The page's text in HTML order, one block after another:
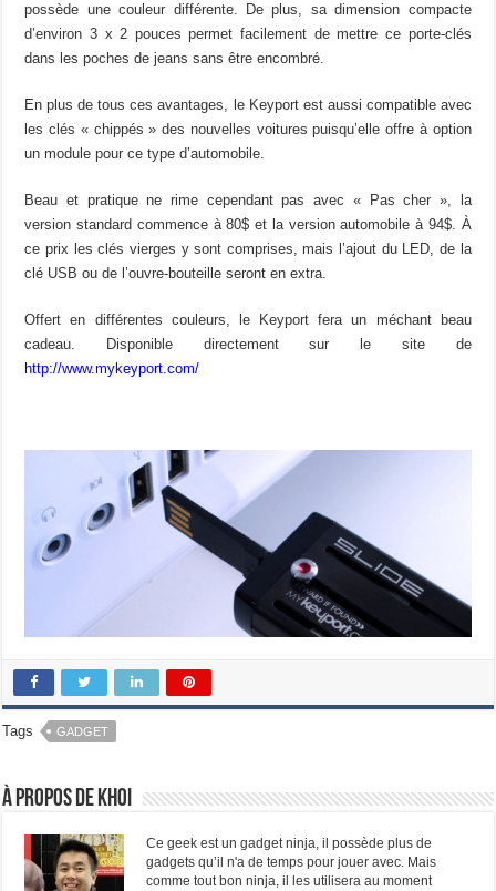
possède une couleur différente. De plus, sa dimension compacte
d’environ 3 x 2 pouces permet facilement de mettre ce porte-clés
dans les poches de jeans sans être encombré.
En plus de tous ces avantages, le Keyport est aussi compatible avec
les clés « chippés » des nouvelles voitures puisqu’elle offre à option
un module pour ce type d’automobile.
Beau et pratique ne rime cependant pas avec « Pas cher », la
version standard commence à 80$ et la version automobile à 94$. À
ce prix les clés vierges y sont comprises, mais l’ajout du LED, de la
clé USB ou de l’ouvre-bouteille seront en extra.
Offert en différentes couleurs, le Keyport fera un méchant beau
cadeau. Disponible directement sur le site de
http://www.mykeyport.com/
Tags GADGET
À propos de Khoi
Ce geek est un gadget ninja, il possède plus de
gadgets qu’il n'a de temps pour jouer avec. Mais
comme tout bon ninja, il les utilisera au moment